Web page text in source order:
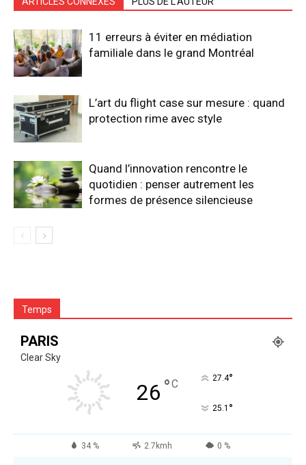
11 erreurs à éviter en médiation
familiale dans le grand Montréal
L’art du flight case sur mesure : quand
protection rime avec style
Quand l’innovation rencontre le
quotidien : penser autrement les
formes de présence silencieuse
Temps
PARIS
Clear Sky
26 °C 27.4°
25.1 °
34 % 2.7kmh 0 %